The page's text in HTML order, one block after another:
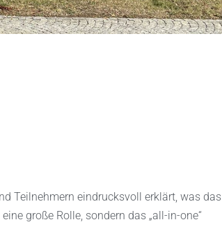
Teilnehmern eindrucksvoll erklärt, was das
große Rolle, sondern das „all-in-one“